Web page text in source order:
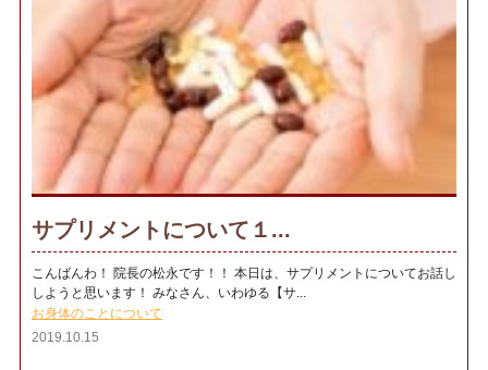
サプリメントについて１...
こんばんわ！ 院長の松永です！！ 本日は、サプリメントについてお話し
しようと思います！ みなさん、いわゆる【サ...
お身体のことについて
2019.10.15